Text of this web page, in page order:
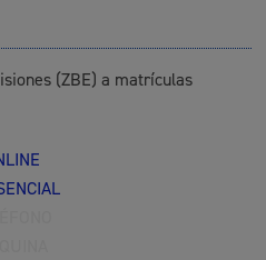
(ZBE) a matrículas